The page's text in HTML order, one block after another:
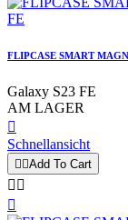
FLIPCASE SMART
Galaxy S23 FE
AM LAGER

Schnellansicht
 Add To Cart
 
